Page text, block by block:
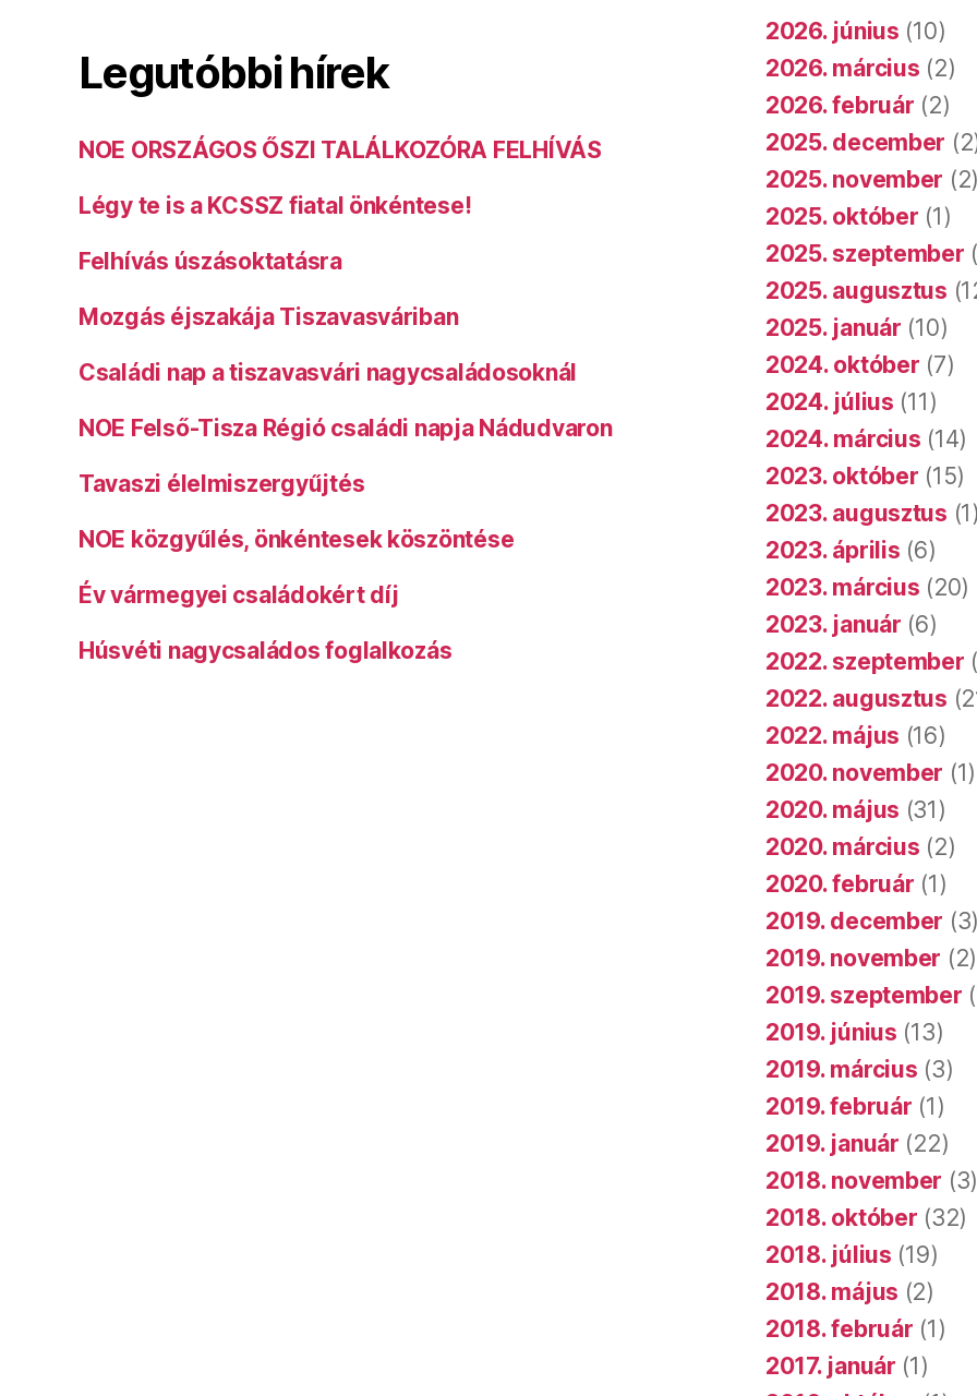
Legutóbbi hírek
NOE ORSZÁGOS ŐSZI TALÁLKOZÓRA FELHÍVÁS
Légy te is a KCSSZ fiatal önkéntese!
Felhívás úszásoktatásra
Mozgás éjszakája Tiszavasváriban
Családi nap a tiszavasvári nagycsaládosoknál
NOE Felső-Tisza Régió családi napja Nádudvaron
Tavaszi élelmiszergyűjtés
NOE közgyűlés, önkéntesek köszöntése
Év vármegyei családokért díj
Húsvéti nagycsaládos foglalkozás
2026. június (10)
2026. március (2)
2026. február (2)
2025. december
2025. november (2)
2025. október (1)
2025. szeptember
2025. augusztus
2025. január (10)
2024. október (7)
2024. július (11)
2024. március (14)
2023. október (15)
2023. augusztus (1)
2023. április (6)
2023. március (20)
2023. január (6)
2022. szeptember
2022. augusztus
2022. május (16)
2020. november (1)
2020. május (31)
2020. március (2)
2020. február (1)
2019. december (3)
2019. november (2)
2019. szeptember
2019. június (13)
2019. március (3)
2019. február (1)
2019. január (22)
2018. november (3)
2018. október (32)
2018. július (19)
2018. május (2)
2018. február (1)
2017. január (1)